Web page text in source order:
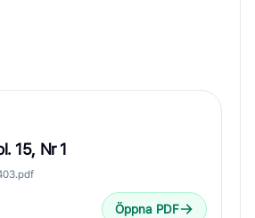
15, Nr 1
Öppna PDF